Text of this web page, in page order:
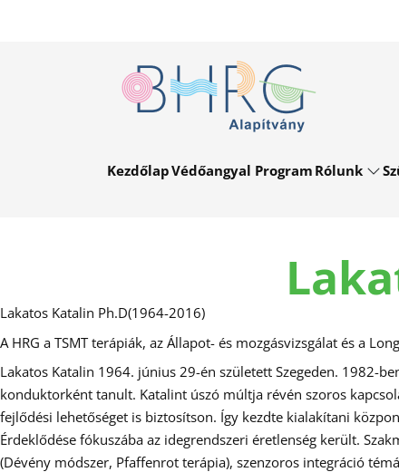
KezdőlapVédőangyal Program Rólunk
Lakatos Katalin Ph.D(1964-2016)
A HRG a TSMT terápiák, az Állapot- és mozgásvizsgálat és a
Lakatos Katalin 1964. június 29-én született Szegeden. 1982-
konduktorként tanult. Katalint úszó múltja révén szoros
fejlődési lehetőséget is biztosítson. Így kezdte kialakítani
Érdeklődése fókuszába az idegrendszeri éretlenség került.
(Dévény módszer, Pfaffenrot terápia), szenzoros integráció